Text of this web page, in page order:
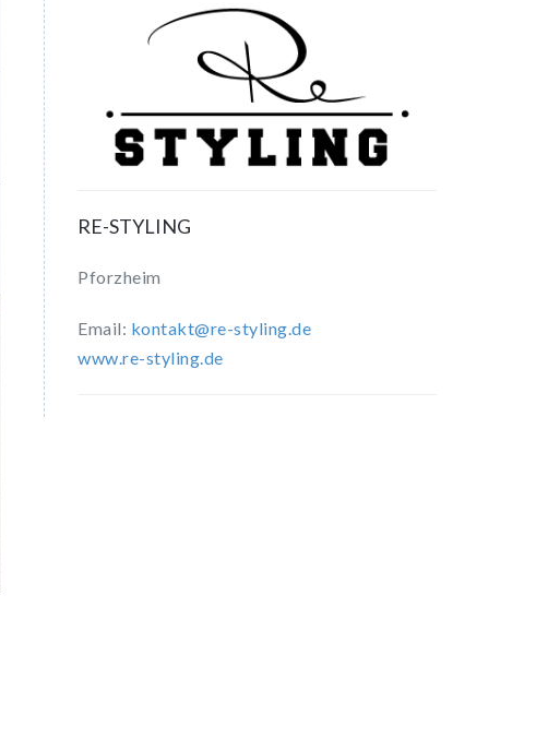
RE-STYLING
Pforzheim
Email: kontakt@re-styling.de
www.re-styling.de